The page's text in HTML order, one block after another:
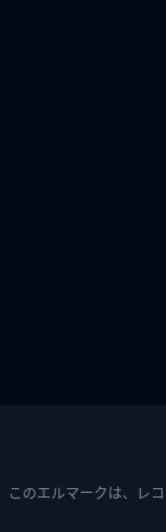
このエルマークは、レ